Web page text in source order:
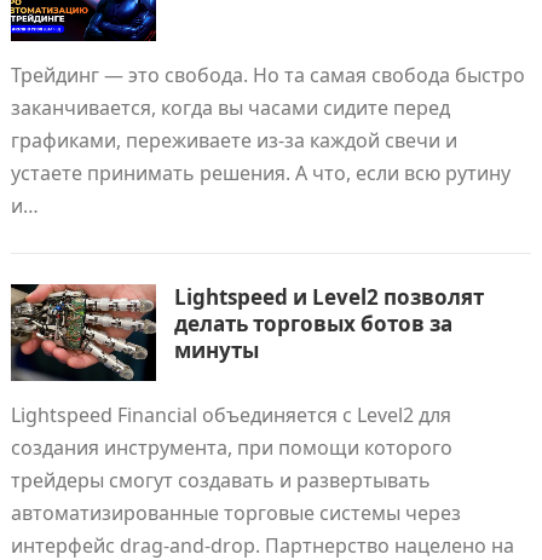
Трейдинг — это свобода. Но та самая свобода быстро
заканчивается, когда вы часами сидите перед
графиками, переживаете из-за каждой свечи и
устаете принимать решения. А что, если всю рутину
и…
Lightspeed и Level2 позволят
делать торговых ботов за
минуты
Lightspeed Financial объединяется с Level2 для
создания инструмента, при помощи которого
трейдеры смогут создавать и развертывать
автоматизированные торговые системы через
интерфейс drag-and-drop. Партнерство нацелено на